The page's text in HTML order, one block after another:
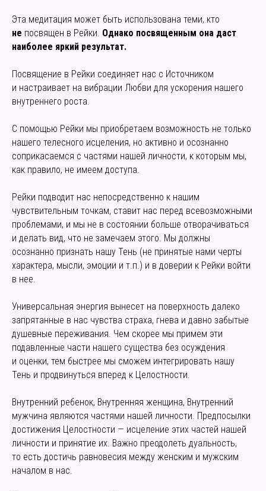
Эта медитация может быть использована теми, кто
не посвящен в Рейки. Однако посвященным она даст
наиболее яркий результат.
Посвящение в Рейки соединяет нас с Источником
и настраивает на вибрации Любви для ускорения нашего
внутреннего роста.
С помощью Рейки мы приобретаем возможность не только
нашего телесного исцеления, но активно и осознанно
соприкасаемся с частями нашей личности, к которым мы,
как правило, не имеем доступа.
Рейки подводит нас непосредственно к нашим
чувствительным точкам, ставит нас перед всевозможными
проблемами, и мы не в состоянии больше отворачиваться
и делать вид, что не замечаем этого. Мы должны
осознанно признать нашу Тень (не принятые нами черты
характера, мысли, эмоции и т.п.) и в доверии к Рейки войти
в нее.
Универсальная энергия вынесет на поверхность далеко
запрятанные в нас чувства страха, гнева и давно забытые
душевные переживания. Чем скорее мы примем эти
подавленные части нашего существа без осуждения
и оценки, тем быстрее мы сможем интегрировать нашу
Тень и продвинуться вперед к Целостности.
Внутренний ребенок, Внутренняя женщина, Внутренний
мужчина являются частями нашей личности. Предпосылки
достижения Целостности — исцеление этих частей нашей
личности и принятие их. Важно преодолеть дуальность,
то есть достичь равновесия между женским и мужским
началом в нас.